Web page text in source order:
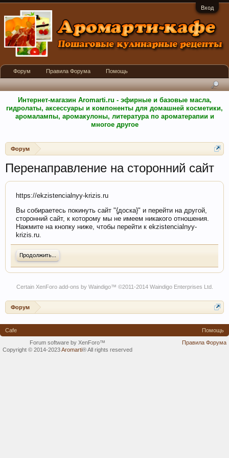
Вход
Интернет-магазин Aromarti.ru - эфирные и базовые масла,
гидролаты, аксессуары и компоненты для домашней косметики,
аромалампы, аромакулоны, литература по ароматерапии и
многое другое
Форум
Перенаправление на сторонний сайт
https://ekzistencialnyy-krizis.ru
Вы собираетесь покинуть сайт "{доска}" и перейти на другой,
сторонний сайт, к которому мы не имеем никакого отношения.
Нажмите на кнопку ниже, чтобы перейти к ekzistencialnyy-
krizis.ru.
Продолжить...
Certain XenForo add-ons by Waindigo™ ©2011-2014 Waindigo Enterprises Ltd.
Форум
Форум Правила Форума Помощь
Cafe
Помощь
Правила Форума
Forum software by XenForo™
Copyright © 2014-2023Aromarti®All rights reserved